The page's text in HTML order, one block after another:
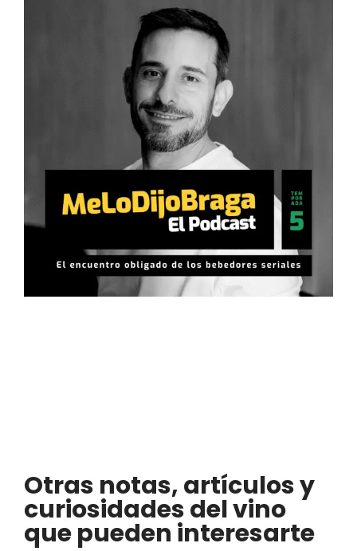
Otras notas, artículos y
curiosidades del vino
que pueden interesarte